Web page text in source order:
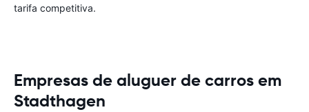
tarifa competitiva.
Empresas de aluguer de carros em
Stadthagen